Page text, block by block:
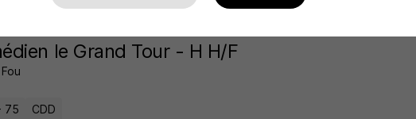
le Grand Tour - H H/F
75 CDD